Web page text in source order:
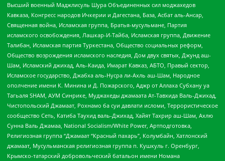
Высший военный Маджлисуль Шура Объединенных сил моджахедов
Кавказа, Конгресс народов Ичкерии и Дагестана, База, Асбат аль-Ансар,
Священная война, Исламская группа, Братья-мусульмане, Партия
исламского освобождения, Лашкар-И-Тайба, Исламская группа, Движение
Талибан, Исламская партия Туркестана, Общество социальных реформ,
Общество возрождения исламского наследия, Дом двух святых, Джунд аш-
Шам, Исламский джихад, Аль-Каида, Имарат Кавказ, АБТО, Правый сектор,
Исламское государство, Джабха аль-Нусра ли-Ахль аш-Шам, Народное
ополчение имени К. Минина и Д. Пожарского, Аджр от Аллаха Субхану уа
Тагьаля SHAM, АУМ Синрике, Муджахеды джамаата Ат-Тавхида Валь-Джихад,
Чистопольский Джамаат, Рохнамо ба суи давлати исломи, Террористическое
сообщество Сеть, Катиба Таухид валь-Джихад, Хайят Тахрир аш-Шам, Ахлю
Сунна Валь Джамаа, National Socialism/White Power, Артподготовка,
Религиозная группа “Джамаат “Красный пахарь”, Колумбайн, Хатлонский
джамаат, Мусульманская религиозная группа п. Кушкуль г. Оренбург,
Крымско-татарский добровольческий батальон имени Номана